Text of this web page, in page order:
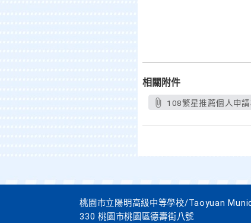
相關附件
108繁星推薦個人申
桃園市立陽明高級中等學校/Taoyuan
330 桃園市桃園區德壽街八號